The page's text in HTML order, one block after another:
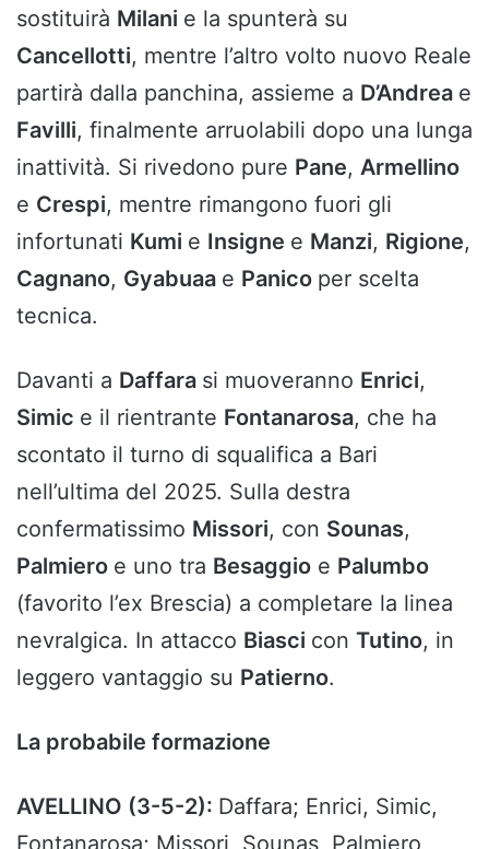
sostituirà Milani e la spunterà su
Cancellotti, mentre l’altro volto nuovo Reale
partirà dalla panchina, assieme a D’Andrea e
Favilli, finalmente arruolabili dopo una lunga
inattività. Si rivedono pure Pane, Armellino
e Crespi, mentre rimangono fuori gli
infortunati Kumi e Insigne e Manzi, Rigione,
Cagnano, Gyabuaa e Panico per scelta
tecnica.
Davanti a Daffara si muoveranno Enrici,
Simic e il rientrante Fontanarosa, che ha
scontato il turno di squalifica a Bari
nell’ultima del 2025. Sulla destra
confermatissimo Missori, con Sounas,
Palmiero e uno tra Besaggio e Palumbo
(favorito l’ex Brescia) a completare la linea
nevralgica. In attacco Biasci con Tutino, in
leggero vantaggio su Patierno.
La probabile formazione
AVELLINO (3-5-2): Daffara; Enrici, Simic,
Fontanarosa; Missori, Sounas, Palmiero,